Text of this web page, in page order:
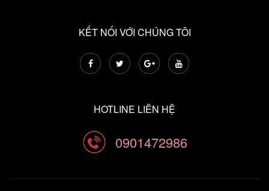
KẾT NỐI VỚI CHÚNG TÔI
HOTLINE LIÊN HỆ
0901472986